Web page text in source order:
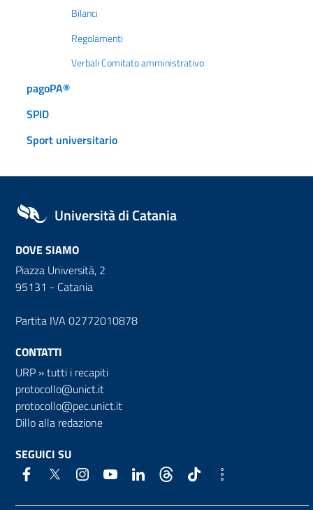
Bilanci
Regolamenti
Verbali Comitato amministrativo
pagoPA®
SPID
Sport universitario
Università di Catania
DOVE SIAMO
Piazza Università, 2
95131 - Catania
Partita IVA 02772010878
CONTATTI
URP »tutti i recapiti
protocollo@unict.it
protocollo@pec.unict.it
Dillo alla redazione
SEGUICI SU